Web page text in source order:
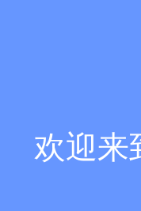
欢迎来